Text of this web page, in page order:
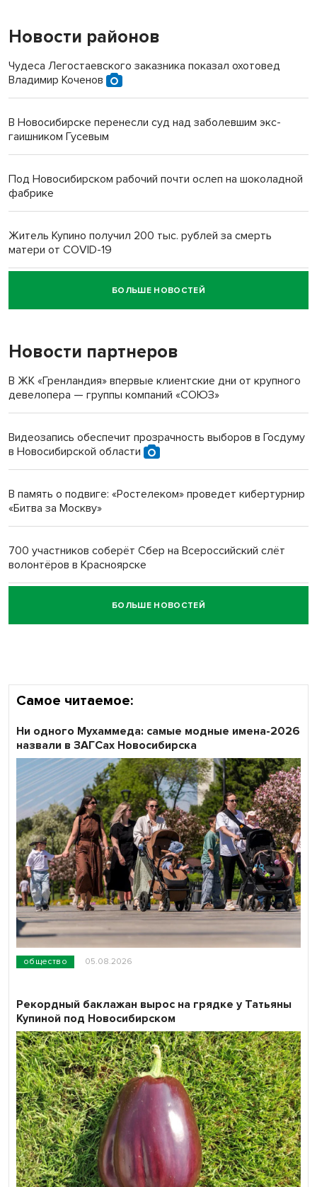
Новости районов
Чудеса Легостаевского заказника показал охотовед
Владимир Коченов
В Новосибирске перенесли суд над заболевшим экс-
гаишником Гусевым
Под Новосибирском рабочий почти ослеп на шоколадной
фабрике
Житель Купино получил 200 тыс. рублей за смерть
матери от COVID-19
Новосибирский суд наказал водителя за смерть
пенсионерки на вокзале
«Мы живём на пастбище!»: в новосибирском селе лошади
терроризируют жителей
Новосибирский преподаватель с женой вошли в топ-16
БОЛЬШЕ НОВОСТЕЙ
Новости партнеров
В ЖК «Гренландия» впервые клиентские дни от крупного
девелопера — группы компаний «СОЮЗ»
Видеозапись обеспечит прозрачность выборов в Госдуму
в Новосибирской области
В память о подвиге: «Ростелеком» проведет кибертурнир
«Битва за Москву»
700 участников соберёт Сбер на Всероссийский слёт
волонтёров в Красноярске
Честный выбор: видеонаблюдение обеспечит
объективность результатов ЕДГ в Новосибирской
БОЛЬШЕ НОВОСТЕЙ
Самое читаемое:
общество 05.08.2026
Ни одного Мухаммеда: самые модные имена-2026
назвали в ЗАГСах Новосибирска
Рекордный баклажан вырос на грядке у Татьяны
Купиной под Новосибирском